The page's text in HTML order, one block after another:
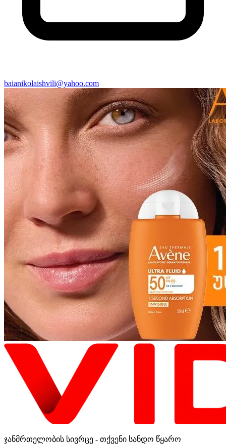
baianikolaishvili@yahoo.com
ჯანმრთელობის სივრცე - თქვენი სანდო წყარო